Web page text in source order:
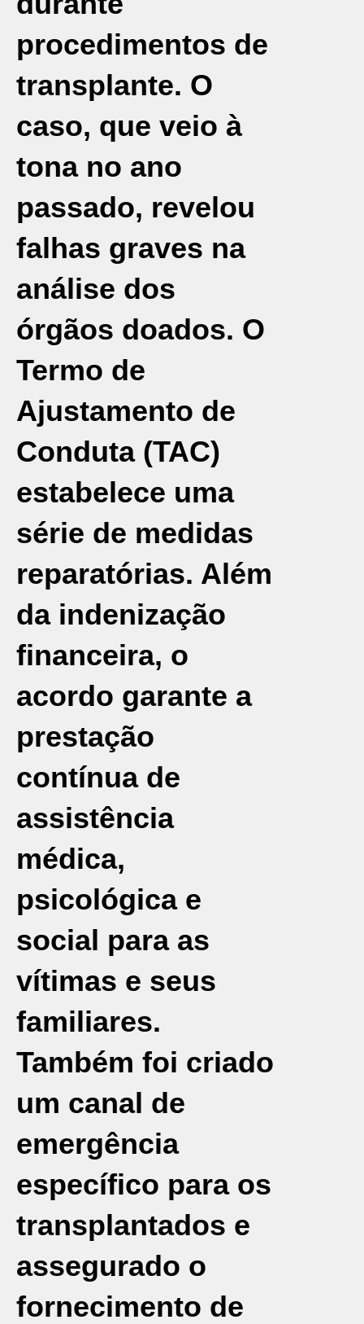
procedimentos de
transplante. O
caso, que veio à
tona no ano
passado, revelou
falhas graves na
análise dos
órgãos doados. O
Termo de
Ajustamento de
Conduta (TAC)
estabelece uma
série de medidas
reparatórias. Além
da indenização
financeira, o
acordo garante a
prestação
contínua de
assistência
médica,
psicológica e
social para as
vítimas e seus
familiares.
Também foi criado
um canal de
emergência
específico para os
transplantados e
assegurado o
fornecimento de